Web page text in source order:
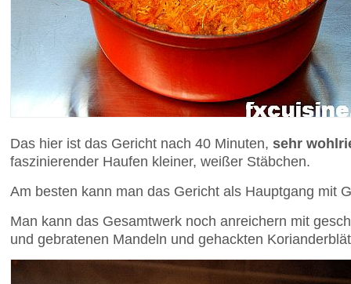
Das hier ist das Gericht nach 40 Minuten, sehr
faszinierender Haufen kleiner, weißer Stäbchen.
Am besten kann man das Gericht als Hauptgang mit
Man kann das Gesamtwerk noch anreichern mit
und gebratenen Mandeln und gehackten